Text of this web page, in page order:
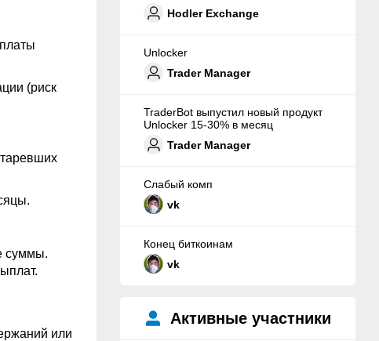
(риск
суммы.
или
Hodler Exchange
Unlocker
Trader Manager
TraderBot выпустил новый продукт
Unlocker 15-30% в месяц
Trader Manager
Слабый комп
vk
Конец биткоинам
vk
Активные участники